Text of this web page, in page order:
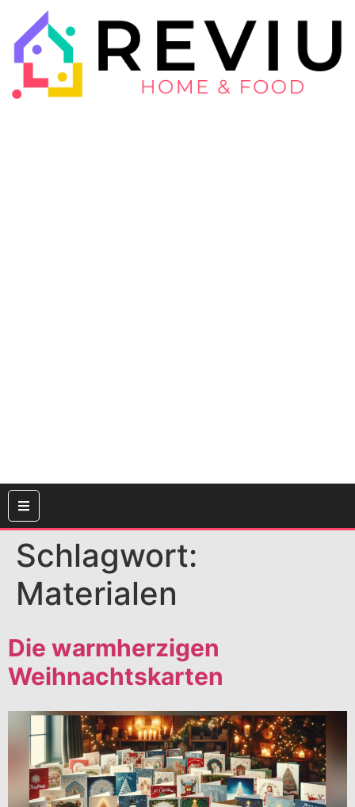
Schlagwort:
Materialen
Die warmherzigen
Weihnachtskarten